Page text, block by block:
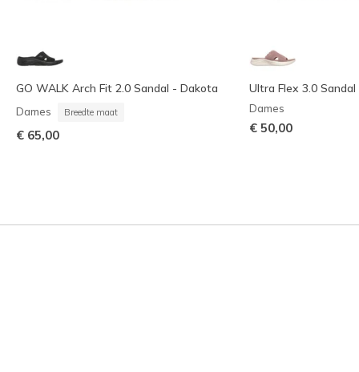
GO WALK Arch Fit 2.0 Sandal - Dakota
Dames Breedte maat
€ 65,00
Ultra Flex 3.0
Dames
€ 50,00